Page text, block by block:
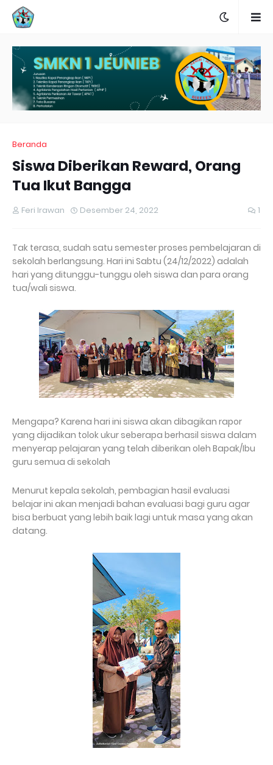
Beranda
Siswa Diberikan Reward, Orang
Tua Ikut Bangga
Feri Irawan Desember 24, 2022 1
Tak terasa, sudah satu semester proses pembelajaran di
sekolah berlangsung. Hari ini Sabtu (24/12/2022) adalah
hari yang ditunggu-tunggu oleh siswa dan para orang
tua/wali siswa.
Mengapa? Karena hari ini siswa akan dibagikan rapor
yang dijadikan tolok ukur seberapa berhasil siswa dalam
menyerap pelajaran yang telah diberikan oleh Bapak/Ibu
guru semua di sekolah
Menurut kepala sekolah, pembagian hasil evaluasi
belajar ini akan menjadi bahan evaluasi bagi guru agar
bisa berbuat yang lebih baik lagi untuk masa yang akan
datang.